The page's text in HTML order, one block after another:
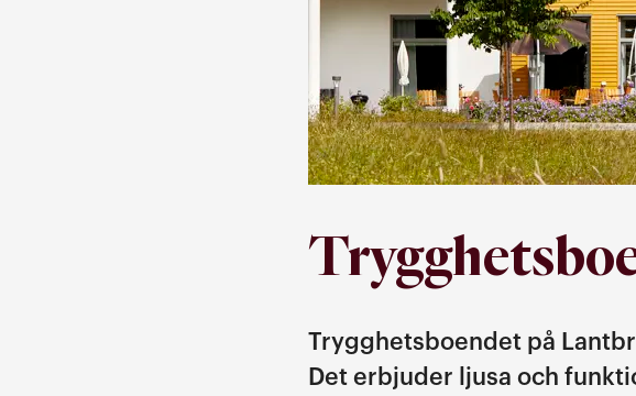
Trygghetsboendet på
Det erbjuder ljusa och